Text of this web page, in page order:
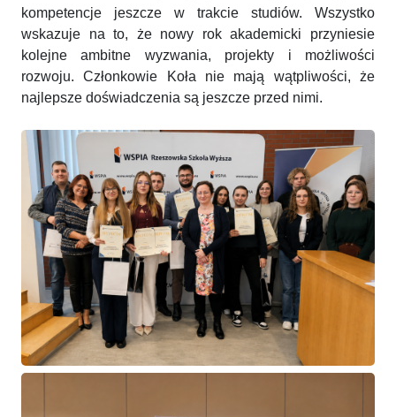
kompetencje jeszcze w trakcie studiów. Wszystko
wskazuje na to, że nowy rok akademicki przyniesie
kolejne ambitne wyzwania, projekty i możliwości
rozwoju. Członkowie Koła nie mają wątpliwości, że
najlepsze doświadczenia są jeszcze przed nimi.